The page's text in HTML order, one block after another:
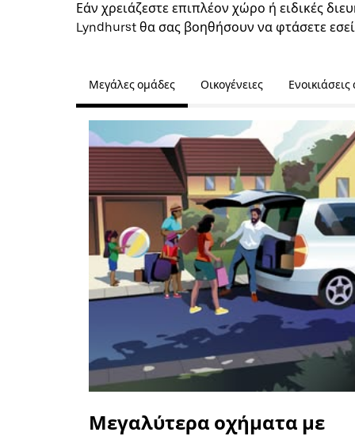
Εάν χρειάζεστε επιπλέον χώρο ή ειδικές
Lyndhurst θα σας βοηθήσουν να φτάσετε
Μεγάλες ομάδες Οικογένειες
Μεγαλύτερα οχήματα με